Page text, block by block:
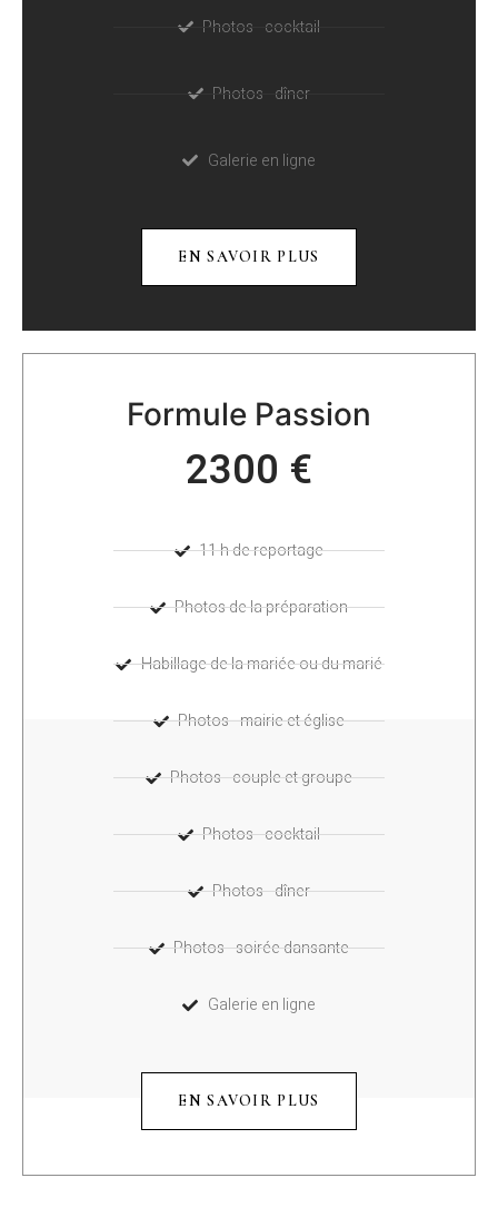
Photos - cocktail
Photos - dîner
Galerie en ligne
EN SAVOIR PLUS
Formule Passion
2300 €
11 h de reportage
Photos de la préparation
Habillage de la mariée ou du marié
Photos - mairie et église
Photos - couple et groupe
Photos - cocktail
Photos - dîner
Photos - soirée dansante
Galerie en ligne
EN SAVOIR PLUS